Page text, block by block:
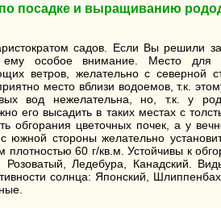
посадке и выращиванию
садов. Если Вы решили
ему особое внимание. Место для
ветров, желательно с северной
место вблизи водоемов, т.к.
вод нежелательна, но, т.к. у
его высадить в таких местах с
обгорания цветочных почек, а у
южной стороны желательно
60 г/кв.м. Устойчивы к
Ледебура, Канадский.
солнца: Японский,